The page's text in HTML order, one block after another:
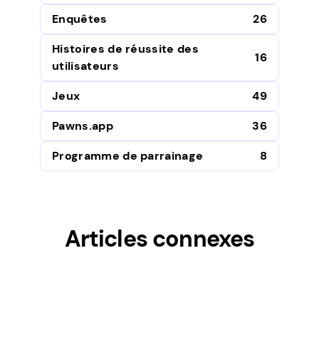
Enquêtes
26
Histoires de réussite des
utilisateurs
16
Jeux
49
Pawns.app
36
Programme de parrainage
8
Articles connexes